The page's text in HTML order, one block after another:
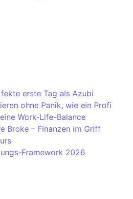
erste Tag als Azubi
ohne Panik, wie ein Profi
Work-Life-Balance
Broke – Finanzen im Griff
Framework 2026